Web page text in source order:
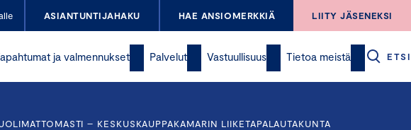
ASIANTUNTIJAHAKU HAE ANSIOMERKKIÄ LIITY JÄSENEKSI
ja valmennukset Palvelut Vastuullisuus Tietoa meistä ETSI
– KESKUSKAUPPAKAMARIN LIIKETAPALAUTAKUNTA